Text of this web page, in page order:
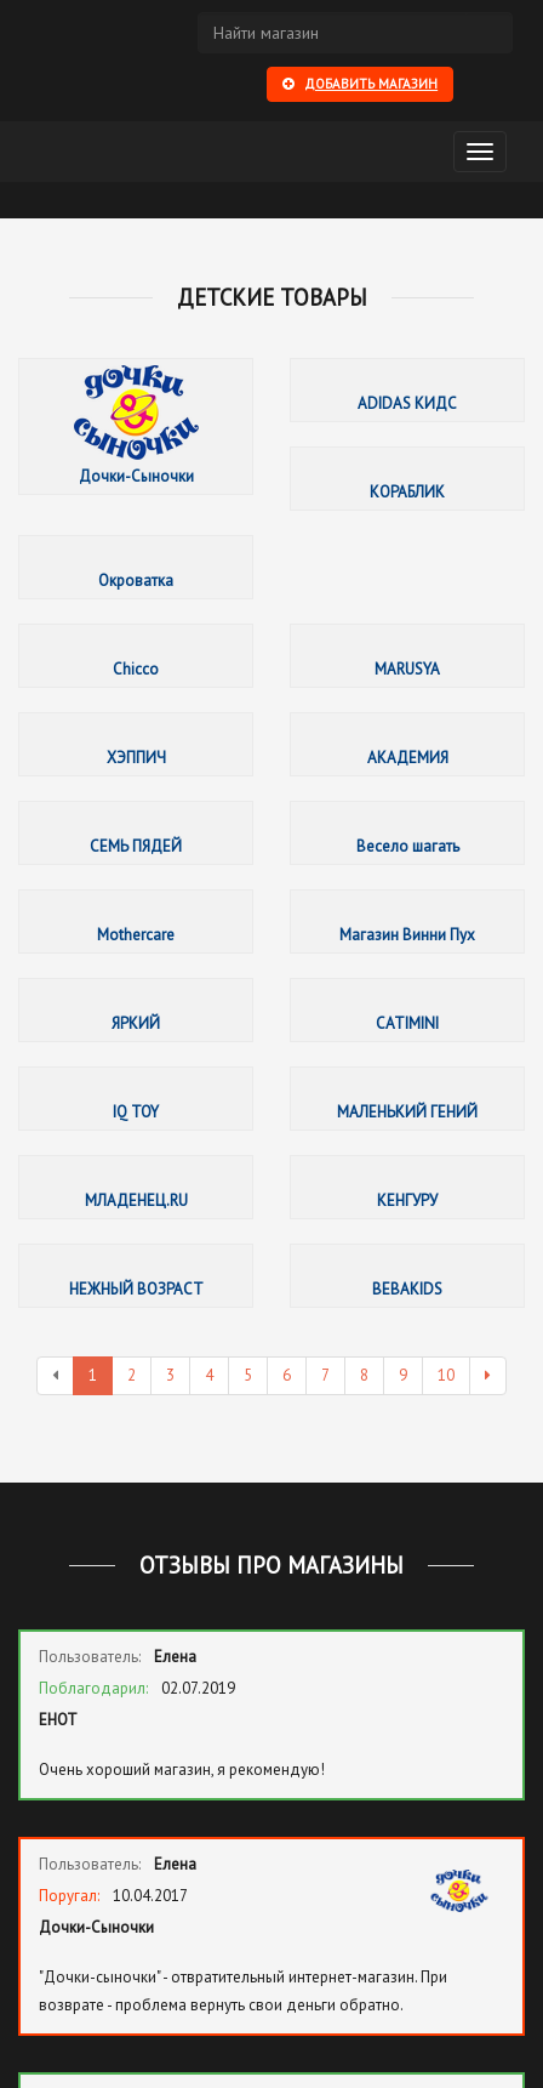
ДОБАВИТЬ МАГАЗИН
Открыть
ДЕТСКИЕ ТОВАРЫ
Дочки-Сыночки
ADIDAS КИДС
КОРАБЛИК
Окроватка
Chicco
MARUSYA
ХЭППИЧ
АКАДЕМИЯ
СЕМЬ ПЯДЕЙ
Весело шагать
Mothercare
Магазин Винни Пух
ЯРКИЙ
CATIMINI
IQ TOY
МАЛЕНЬКИЙ ГЕНИЙ
МЛАДЕНЕЦ.RU
КЕНГУРУ
НЕЖНЫЙ ВОЗРАСТ
BEBAKIDS
1 2 3 4 5 6 7 8 9 10
ОТЗЫВЫ ПРО МАГАЗИНЫ
Пользователь:
Елена
Поблагодарил:
02.07.2019
ЕНОТ
Очень хороший магазин, я рекомендую!
Пользователь:
Елена
Поругал:
10.04.2017
Дочки-Сыночки
"Дочки-сыночки" - отвратительный интернет-магазин. При
возврате - проблема вернуть свои деньги обратно.